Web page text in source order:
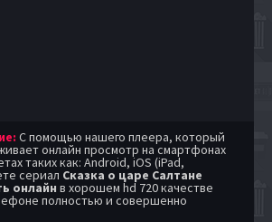
С помощью нашего плеера, который
онлайн просмотр на смартфонах
таких как: Android, iOS (iPad,
сериал Сказка о царе Салтане
онлайн в хорошем hd 720 качестве
полностью и совершенно